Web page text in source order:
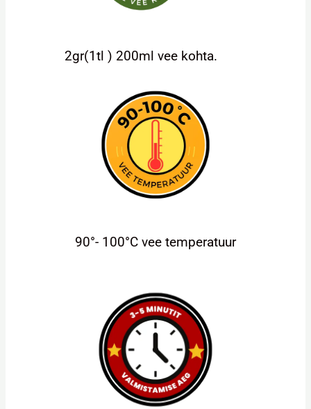
2gr(1tl ) 200ml vee kohta.
90°- 100°C vee temperatuur